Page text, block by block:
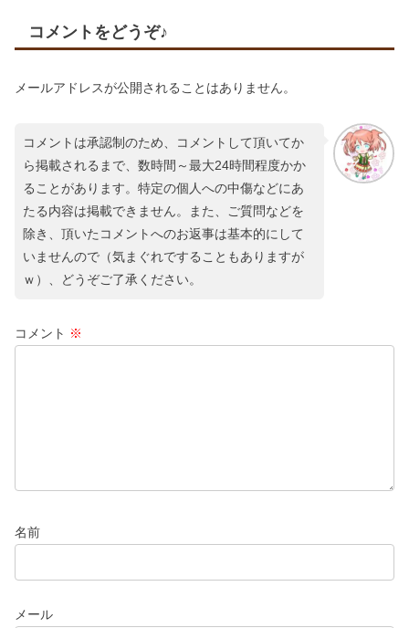
コメントをどうぞ♪
メールアドレスが公開されることはありません。
コメントは承認制のため、コメントして頂いてか
ら掲載されるまで、数時間～最大24時間程度かか
ることがあります。特定の個人への中傷などにあ
たる内容は掲載できません。また、ご質問などを
除き、頂いたコメントへのお返事は基本的にして
いませんので（気まぐれですることもありますが
ｗ）、どうぞご了承ください。
コメント ※
名前
メール